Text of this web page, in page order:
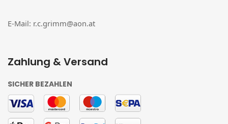
E-Mail: r.c.grimm@aon.at
Zahlung & Versand
SICHER BEZAHLEN